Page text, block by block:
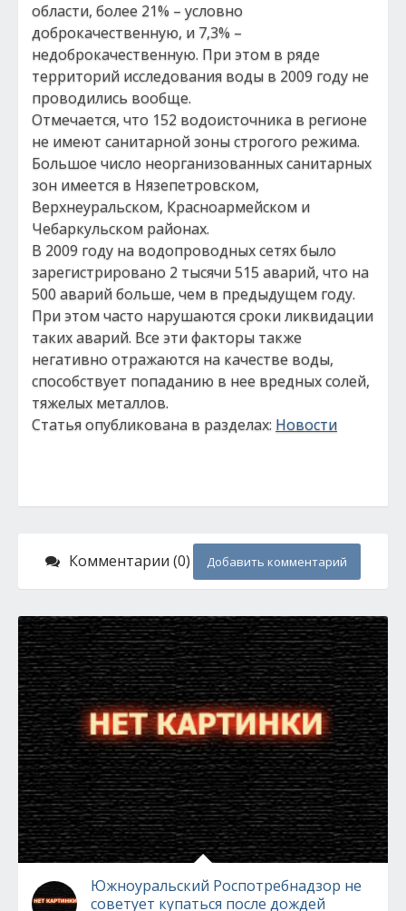
области, более 21% – условно
доброкачественную, и 7,3% –
недоброкачественную. При этом в ряде
территорий исследования воды в 2009 году не
проводились вообще.
Отмечается, что 152 водоисточника в регионе
не имеют санитарной зоны строгого режима.
Большое число неорганизованных санитарных
зон имеется в Нязепетровском,
Верхнеуральском, Красноармейском и
Чебаркульском районах.
В 2009 году на водопроводных сетях было
зарегистрировано 2 тысячи 515 аварий, что на
500 аварий больше, чем в предыдущем году.
При этом часто нарушаются сроки ликвидации
таких аварий. Все эти факторы также
негативно отражаются на качестве воды,
способствует попаданию в нее вредных солей,
тяжелых металлов.
Статья опубликована в разделах: Новости
Комментарии (0) Добавить комментарий
Южноуральский Роспотребнадзор не
советует купаться после дождей